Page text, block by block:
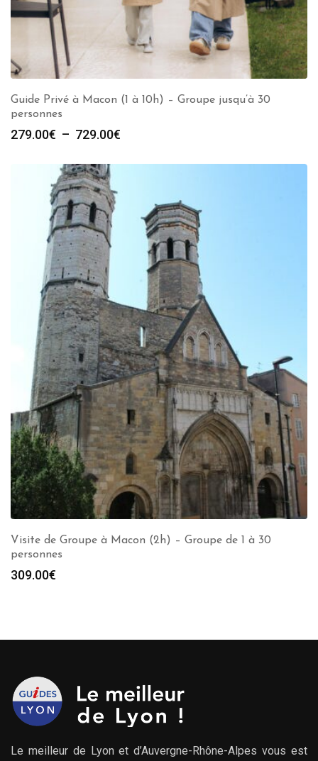
Guide Privé à Macon (1 à 10h) – Groupe jusqu’à 30
personnes
279.00€ – 729.00€
prix :
729.00€
Visite de Groupe à Macon (2h) – Groupe de 1 à 30
personnes
309.00€
Le meilleur de Lyon et d’Auvergne-Rhône-Alpes vous est